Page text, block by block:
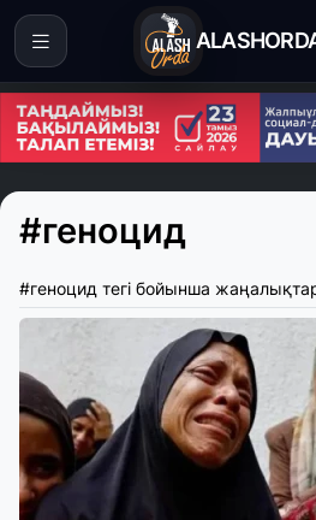
#геноцид
#геноцид тегі бойынша